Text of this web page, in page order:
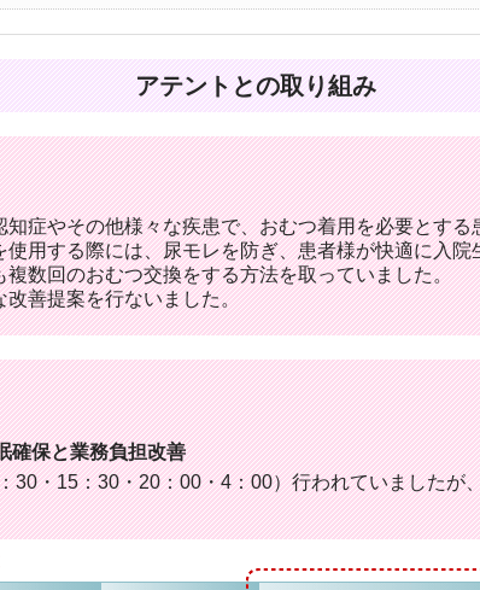
アテントとの取り組み
症やその他様々な疾患で、おむつ着用を必要とす
用する際には、尿モレを防ぎ、患者様が快適に入
数回のおむつ交換をする方法を取っていました。
善提案を行ないました。
確保と業務負担改善
30・15：30・20：00・4：00）行われていましたが